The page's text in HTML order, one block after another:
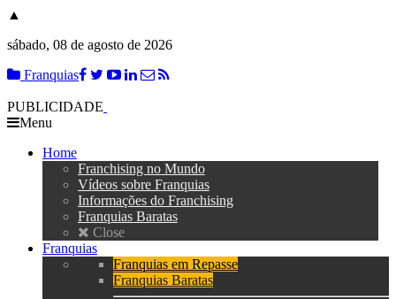
▲
sábado, 08 de agosto de 2026
Franquias
PUBLICIDADE
Menu
Home
Franchising no Mundo
Vídeos sobre Franquias
Informações do Franchising
Franquias Baratas
Close
Franquias
Franquias em Repasse
Franquias Baratas